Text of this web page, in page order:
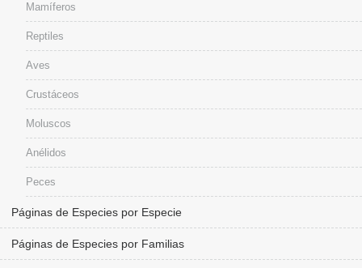
Mamíferos
Reptiles
Aves
Crustáceos
Moluscos
Anélidos
Peces
Páginas de Especies por Especie
Páginas de Especies por Familias